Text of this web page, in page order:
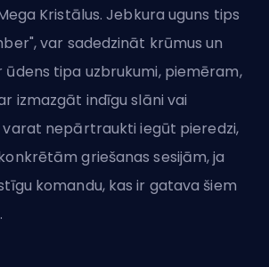
Kristālus. Jebkura uguns tips
var sadedzināt krūmus un
ūdens tipa uzbrukumi, piemēram,
izmazgāt indīgu slāni vai
varat nepārtraukti iegūt pieredzi,
griešanas sesijām, ja
komandu, kas ir gatava šiem